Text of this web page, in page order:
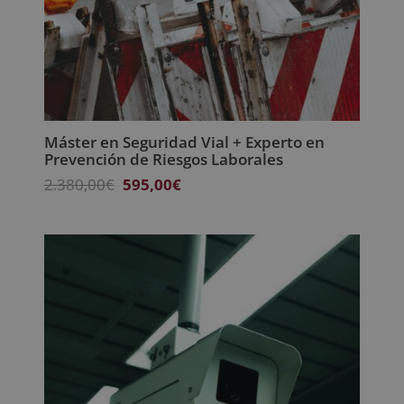
Máster en Seguridad Vial + Experto en
Prevención de Riesgos Laborales
2.380,00€ El
595,00€El
595,00€.